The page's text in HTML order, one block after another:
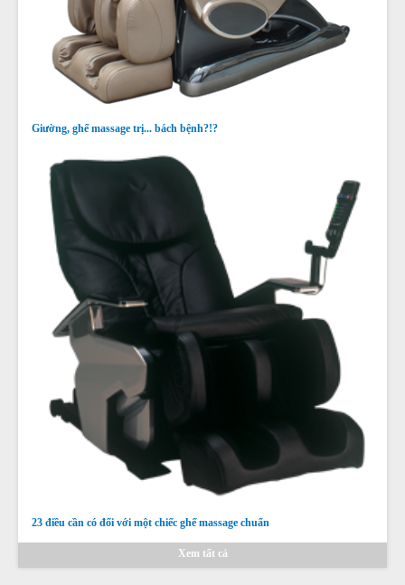
Giường, ghế massage trị... bách bệnh?!?
23 điều cần có đối với một chiếc ghế massage chuẩn
Xem tất cả